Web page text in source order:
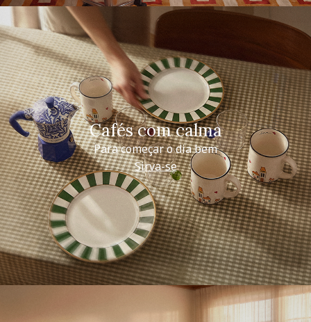
Cafés com calma
Para começar o dia bem
Sirva-se